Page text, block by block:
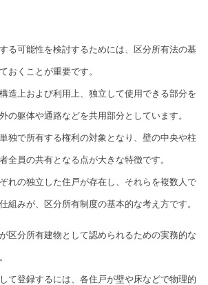
る可能性を検討するためには、区分所有法の基
おくことが重要です。
造上および利用上、独立して使用できる部分を
の躯体や通路などを共用部分としています。
独で所有する権利の対象となり、壁の中央や柱
全員の共有となる点が大きな特徴です。
れの独立した住戸が存在し、それらを複数人で
組みが、区分所有制度の基本的な考え方です。
区分所有建物として認められるための実務的な
て登録するには、各住戸が壁や床などで物理的